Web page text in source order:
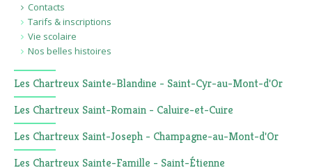
Contacts
Tarifs & inscriptions
Vie scolaire
Nos belles histoires
Les Chartreux Sainte-Blandine - Saint-Cyr-au-Mont-d'Or
Les Chartreux Saint-Romain - Caluire-et-Cuire
Les Chartreux Saint-Joseph - Champagne-au-Mont-d'Or
Les Chartreux Sainte-Famille - Saint-Étienne